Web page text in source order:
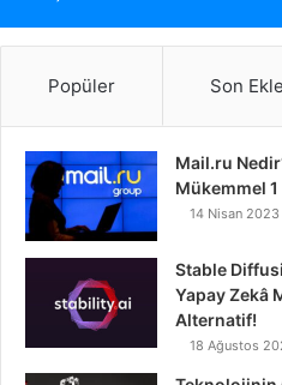
Popüler Son
Mail.ru
Mükemmel 1
14 Nisan 2023
Stable
Yapay Zekâ
Alternatif!
18 Ağustos